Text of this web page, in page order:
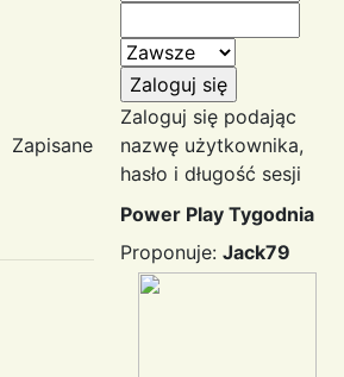
Zapisane
Zaloguj się podając
nazwę użytkownika,
hasło i długość sesji
Power Play Tygodnia
Proponuje: Jack79